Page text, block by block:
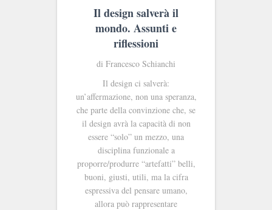
Il design salverà il
mondo. Assunti e
riflessioni
di Francesco Schianchi
Il design ci salverà:
un’affermazione, non una speranza,
che parte della convinzione che, se
il design avrà la capacità di non
essere “solo” un mezzo, una
disciplina funzionale a
proporre/produrre “artefatti” belli,
buoni, giusti, utili, ma la cifra
espressiva del pensare umano,
allora può rappresentare